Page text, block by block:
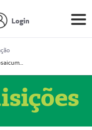
Login
Prestador Mosaicum Espaço Clínico Eireli (51004355-5)